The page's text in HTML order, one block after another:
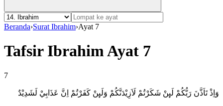
Beranda›Surat Ibrahim›Ayat 7
Tafsir Ibrahim Ayat 7
7
وَاِذْ تَاَذَّنَ رَبُّكُمْ لَىِٕنْ شَكَرْتُمْ لَاَزِيْدَنَّكُمْ وَلَىِٕنْ كَفَرْتُمْ اِنَّ عَذَابِيْ لَشَدِيْدٌ